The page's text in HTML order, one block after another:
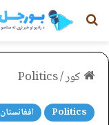
لټون
کور/
Politics
Politics افغانستان